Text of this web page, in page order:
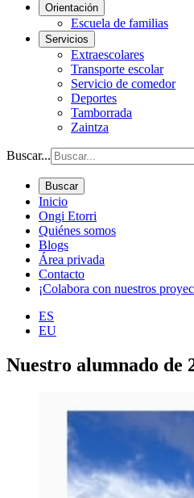
Orientación
Escuela de familias
Servicios
Extraescolares
Transporte escolar
Servicio de comedor
Deportes
Tamborrada
Zaintza
Buscar...
Buscar
Inicio
Ongi Etorri
Quiénes somos
Blogs
Área privada
Contacto
¡Colabora con nuestros
ES
EU
Nuestro alumnado de